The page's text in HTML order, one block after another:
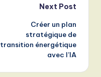
Next Post
Créer un plan
stratégique de
transition énergétique
avec l’IA